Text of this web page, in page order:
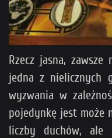
Rzecz jasna, zawsze
jedna z nielicznych
wyzwania w
pojedynkę jest może
liczby duchów, ale